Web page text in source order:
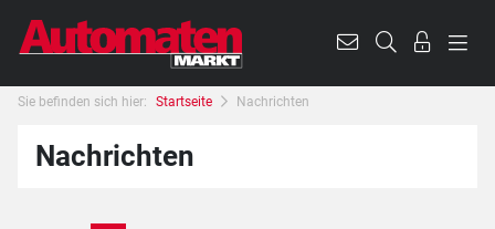
Sie befinden sich hier: Startseite Nachrichten
Nachrichten